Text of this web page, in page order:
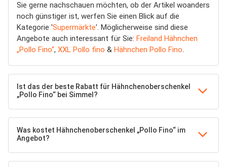
Sie gerne nachschauen möchten, ob der Artikel woanders
noch günstiger ist, werfen Sie einen Blick auf die
Kategorie 'Supermärkte'. Möglicherweise sind diese
Angebote auch interessant für Sie: Freiland Hähnchen
„Pollo Fino“, XXL Pollo fino & Hähnchen Pollo Fino.
Ist das der beste Rabatt für Hähnchenoberschenkel
„Pollo Fino“ bei Simmel?
Was kostet Hähnchenoberschenkel „Pollo Fino“ im
Angebot?